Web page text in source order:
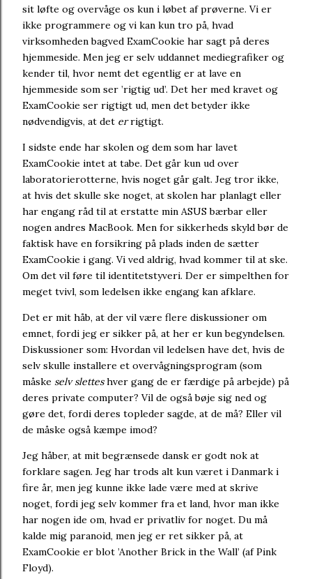
sit løfte og overvåge os kun i løbet af prøverne. Vi er
ikke programmere og vi kan kun tro på, hvad
virksomheden bagved ExamCookie har sagt på deres
hjemmeside. Men jeg er selv uddannet mediegrafiker og
kender til, hvor nemt det egentlig er at lave en
hjemmeside som ser ’rigtig ud’. Det her med kravet og
ExamCookie ser rigtigt ud, men det betyder ikke
nødvendigvis, at det errigtigt.
I sidste ende har skolen og dem som har lavet
ExamCookie intet at tabe. Det går kun ud over
laboratorierotterne, hvis noget går galt. Jeg tror ikke,
at hvis det skulle ske noget, at skolen har planlagt eller
har engang råd til at erstatte min ASUS bærbar eller
nogen andres MacBook. Men for sikkerheds skyld bør de
faktisk have en forsikring på plads inden de sætter
ExamCookie i gang. Vi ved aldrig, hvad kommer til at ske.
Om det vil føre til identitetstyveri. Der er simpelthen for
meget tvivl, som ledelsen ikke engang kan afklare.
Det er mit håb, at der vil være flere diskussioner om
emnet, fordi jeg er sikker på, at her er kun begyndelsen.
Diskussioner som: Hvordan vil ledelsen have det, hvis de
selv skulle installere et overvågningsprogram (som
måske selv sletteshver gang de er færdige på arbejde) på
deres private computer? Vil de også bøje sig ned og
gøre det, fordi deres topleder sagde, at de må? Eller vil
de måske også kæmpe imod?
Jeg håber, at mit begrænsede dansk er godt nok at
forklare sagen. Jeg har trods alt kun været i Danmark i
fire år, men jeg kunne ikke lade være med at skrive
noget, fordi jeg selv kommer fra et land, hvor man ikke
har nogen ide om, hvad er privatliv for noget. Du må
kalde mig paranoid, men jeg er ret sikker på, at
ExamCookie er blot ’Another Brick in the Wall’ (af Pink
Floyd).